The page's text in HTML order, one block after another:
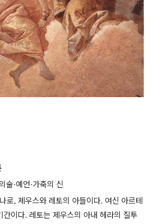
술·예언·가축의 신
로, 제우스와 레토의 아들이다. 여신 아르테
간이다. 레토는 제우스의 아내 헤라의 질투